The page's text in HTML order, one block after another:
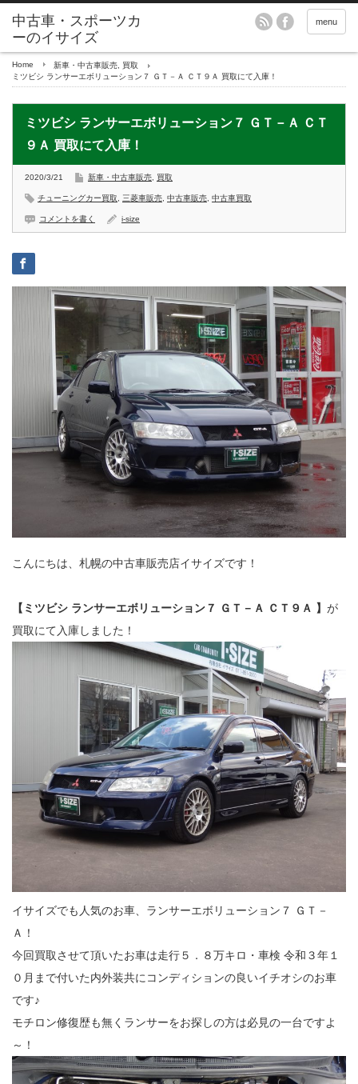
menu
Home 新車・中古車販売
買取
ミツビシ ランサーエボリューション７ ＧＴ－Ａ ＣＴ９Ａ 買取にて入庫！
ミツビシ ランサーエボリューション７ ＧＴ－Ａ ＣＴ
９Ａ 買取にて入庫！
2020/3/21 新車・中古車販売 買取
チューニングカー買取 三菱車販売 中古車販売 中古車買取
コメントを書く i-size
こんにちは、札幌の中古車販売店イサイズです！
【ミツビシ ランサーエボリューション７ ＧＴ－Ａ ＣＴ９Ａ 】 が
買取にて入庫しました！
イサイズでも人気のお車、ランサーエボリューション７ ＧＴ－
Ａ！
今回買取させて頂いたお車は走行５．８万キロ・車検 令和３年１
０月まで付いた内外装共にコンディションの良いイチオシのお車
です♪
モチロン修復歴も無くランサーをお探しの方は必見の一台ですよ
～！